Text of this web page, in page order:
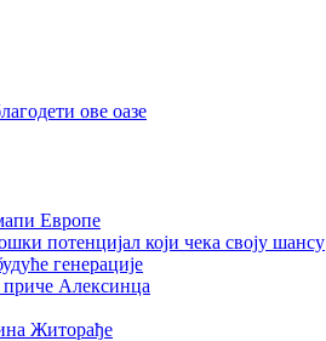
ове оазе
Европе
потенцијал који чека своју шансу
генерације
Алексинца
Житорађе